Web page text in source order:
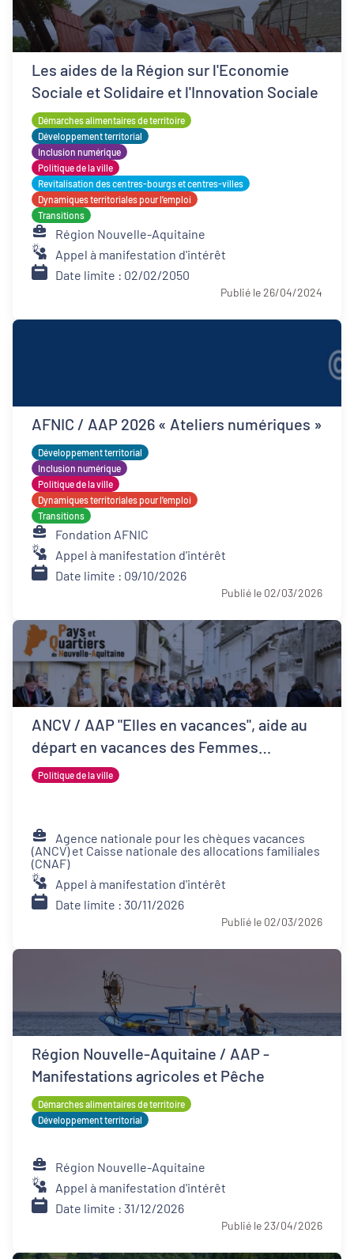
Les aides de la Région sur l'Economie
Sociale et Solidaire et l'Innovation Sociale
Démarches alimentaires de territoire
Développement territorial
Inclusion numérique
Politique de la ville
Revitalisation des centres-bourgs et centres-villes
Dynamiques territoriales pour l’emploi
Transitions
Région Nouvelle-Aquitaine
Appel à manifestation d'intérêt
Date limite : 02/02/2050
Publié le 26/04/2024
AFNIC / AAP 2026 « Ateliers numériques »
Développement territorial
Inclusion numérique
Politique de la ville
Dynamiques territoriales pour l’emploi
Transitions
Fondation AFNIC
Appel à manifestation d'intérêt
Date limite : 09/10/2026
Publié le 02/03/2026
ANCV / AAP "Elles en vacances", aide au
départ en vacances des Femmes
Victimes de Violences et de leurs proches
Politique de la ville
Agence nationale pour les chèques vacances
(ANCV) et Caisse nationale des allocations familiales
(CNAF)
Appel à manifestation d'intérêt
Date limite : 30/11/2026
Publié le 02/03/2026
Région Nouvelle-Aquitaine / AAP -
Manifestations agricoles et Pêche
Démarches alimentaires de territoire
Développement territorial
Région Nouvelle-Aquitaine
Appel à manifestation d'intérêt
Date limite : 31/12/2026
Publié le 23/04/2026